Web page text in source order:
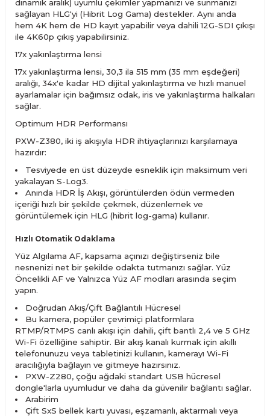
dinamik aralık) uyumlu çekimler yapmanızı ve sunmanızı
sağlayan HLG'yi (Hibrit Log Gama) destekler. Aynı anda
hem 4K hem de HD kayıt yapabilir veya dahili 12G-SDI çıkışı
ile 4K60p çıkış yapabilirsiniz.
17x yakınlaştırma lensi
17x yakınlaştırma lensi, 30,3 ila 515 mm (35 mm eşdeğeri)
aralığı, 34x'e kadar HD dijital yakınlaştırma ve hızlı manuel
ayarlamalar için bağımsız odak, iris ve yakınlaştırma halkaları
sağlar.
Optimum HDR Performansı
PXW-Z380, iki iş akışıyla HDR ihtiyaçlarınızı karşılamaya
hazırdır:
Tesviyede en üst düzeyde esneklik için maksimum veri
yakalayan S-Log3.
Anında HDR İş Akışı, görüntülerden ödün vermeden
içeriği hızlı bir şekilde çekmek, düzenlemek ve
görüntülemek için HLG (hibrit log-gama) kullanır.
Hızlı Otomatik Odaklama
Yüz Algılama AF, kapsama açınızı değiştirseniz bile
nesnenizi net bir şekilde odakta tutmanızı sağlar. Yüz
Öncelikli AF ve Yalnızca Yüz AF modları arasında seçim
yapın.
Doğrudan Akış/Çift Bağlantılı Hücresel
Bu kamera, popüler çevrimiçi platformlara
RTMP/RTMPS canlı akışı için dahili, çift bantlı 2,4 ve 5 GHz
Wi-Fi özelliğine sahiptir. Bir akış kanalı kurmak için akıllı
telefonunuzu veya tabletinizi kullanın, kamerayı Wi-Fi
aracılığıyla bağlayın ve gitmeye hazırsınız.
PXW-Z280, çoğu ağdaki standart USB hücresel
dongle'larla uyumludur ve daha da güvenilir bağlantı sağlar.
Arabirim
Çift SxS bellek kartı yuvası, eşzamanlı, aktarmalı veya